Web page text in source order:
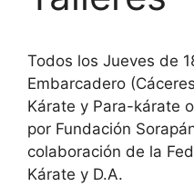
Todos los Jueves de
Embarcadero
Kárate y Para-kárate
por Fundación
colaboración de la
Kárate y D.A.